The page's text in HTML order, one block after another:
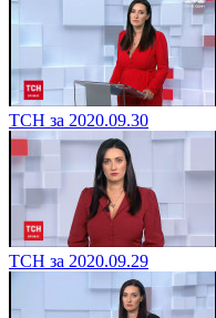
ТСН за 2020.09.30
ТСН за 2020.09.29